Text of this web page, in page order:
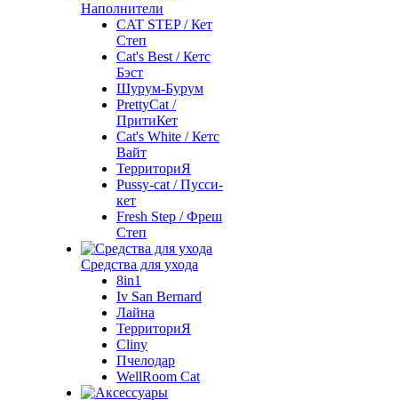
Наполнители
CAT STEP / Кет
Степ
Cat's Best / Кетс
Бэст
Шурум-Бурум
PrettyCat /
ПритиКет
Cat's White / Кетс
Вайт
ТерриториЯ
Pussy-cat / Пусси-
кет
Fresh Step / Фреш
Степ
Средства для ухода
8in1
Iv San Bernard
Лайна
ТерриториЯ
Cliny
Пчелодар
WellRoom Cat